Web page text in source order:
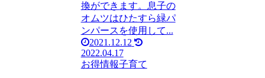
換ができます。息子の
オムツはひたすら緑パ
ンパースを使用して...
2021.12.12
2022.04.17
お得情報子育て